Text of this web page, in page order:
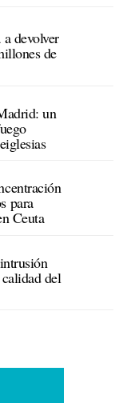
devolver
de
un
para
Ceuta
del